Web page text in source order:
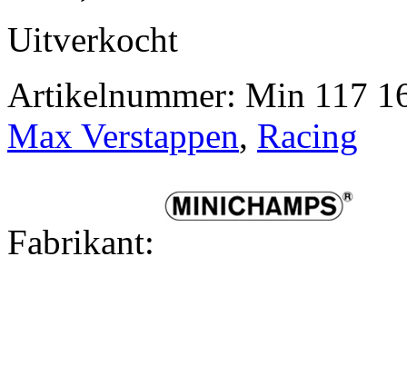
Uitverkocht
Artikelnummer: Min 117
Max Verstappen, Racing
Fabrikant: